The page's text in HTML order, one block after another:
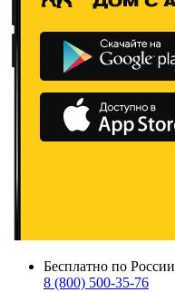
Бесплатно по России
8 (800) 500-35-76